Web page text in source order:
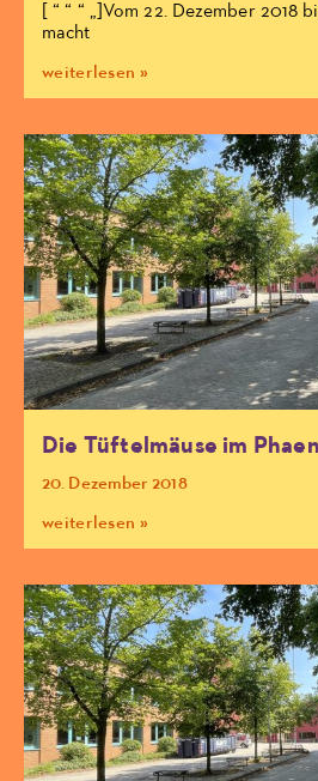
[ “ “ “ „]Vom 22. Dezember 2018
macht
weiterlesen »
Die Tüftelmäuse im
20. Dezember 2018
weiterlesen »